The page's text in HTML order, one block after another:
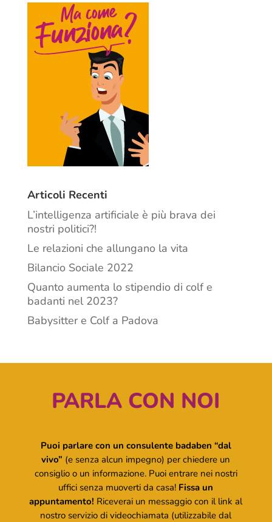
Articoli Recenti
L’intelligenza artificiale è più brava dei
nostri politici?!
Le relazioni che allungano la vita
Bilancio Sociale 2022
Quanto aumenta lo stipendio di colf e
badanti nel 2023?
Babysitter e Colf a Padova
PARLA CON NOI
Puoi parlare con un consulente badaben “dal
vivo” (e senza alcun impegno) per chiedere un
consiglio o un informazione. Puoi entrare nei nostri
uffici senza muoverti da casa! Fissa un
appuntamento! Riceverai un messaggio con il link al
nostro servizio di videochiamata (utilizzabile dal